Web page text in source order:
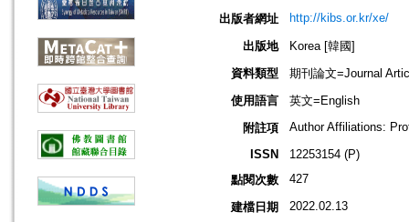
出版者網址
http://kibs.or.kr/xe/
出版地
Korea [韓國]
資料類型
期刊論文=Journal
使用語言
英文=English
附註項
Author Affiliations:
ISSN
12253154 (P)
點閱次數
427
建檔日期 2022.02.13